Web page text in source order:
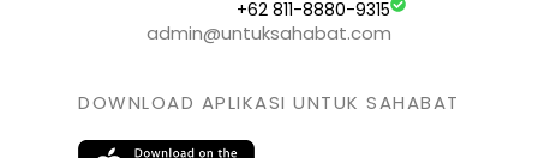
+62 811-8880-9315
admin@untuksahabat.com
DOWNLOAD APLIKASI UNTUK SAHABAT